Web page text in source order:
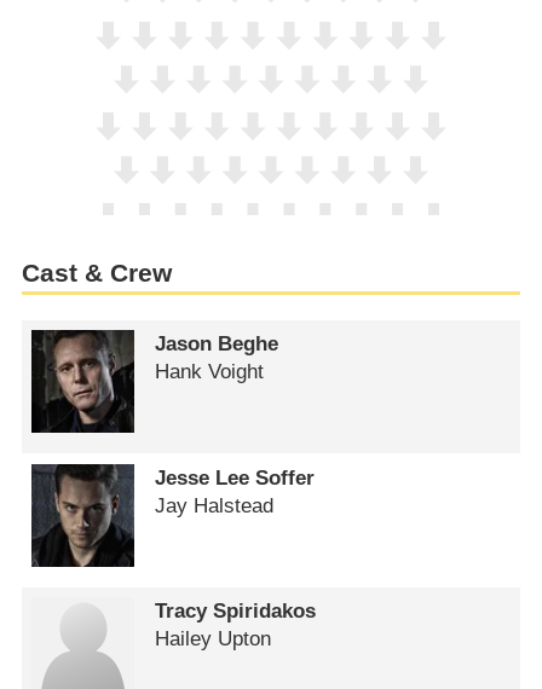
Cast & Crew
Jason Beghe
Hank Voight
Jesse Lee Soffer
Jay Halstead
Tracy Spiridakos
Hailey Upton